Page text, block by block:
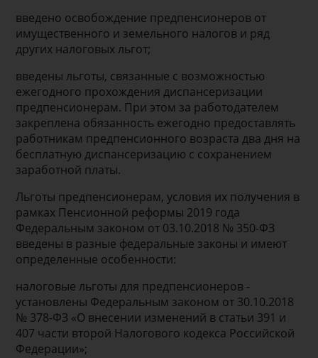
введено освобождение предпенсионеров от
имущественного и земельного налогов и ряд
других налоговых льгот;
введены льготы, связанные с возможностью
ежегодного прохождения диспансеризации
предпенсионерам. При этом за работодателем
закреплена обязанность ежегодно предоставлять
работникам предпенсионного возраста два дня на
бесплатную диспансеризацию с сохранением
заработной платы.
Льготы предпенсионерам, условия их получения в
рамках Пенсионной реформы 2019 года
Федеральным законом от 03.10.2018 № 350-ФЗ
введены в разные федеральные законы и имеют
определенные особенности:
налоговые льготы для предпенсионеров -
установлены Федеральным законом от 30.10.2018
№ 378-ФЗ «О внесении изменений в статьи 391 и
407 части второй Налогового кодекса Российской
Федерации»;